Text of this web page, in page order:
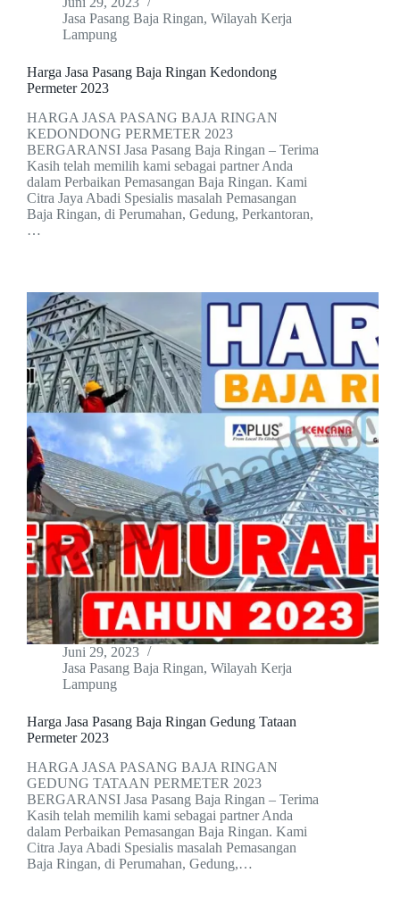
Jasa Pasang Baja Ringan, Wilayah Kerja
Lampung
Harga Jasa Pasang Baja Ringan Kedondong
Permeter 2023
HARGA JASA PASANG BAJA RINGAN
KEDONDONG PERMETER 2023
BERGARANSI Jasa Pasang Baja Ringan – Terima
Kasih telah memilih kami sebagai partner Anda
dalam Perbaikan Pemasangan Baja Ringan. Kami
Citra Jaya Abadi Spesialis masalah Pemasangan
Baja Ringan, di Perumahan, Gedung, Perkantoran,
…
Juni 29, 2023
Jasa Pasang Baja Ringan, Wilayah Kerja
Lampung
Harga Jasa Pasang Baja Ringan Gedung Tataan
Permeter 2023
HARGA JASA PASANG BAJA RINGAN
GEDUNG TATAAN PERMETER 2023
BERGARANSI Jasa Pasang Baja Ringan – Terima
Kasih telah memilih kami sebagai partner Anda
dalam Perbaikan Pemasangan Baja Ringan. Kami
Citra Jaya Abadi Spesialis masalah Pemasangan
Baja Ringan, di Perumahan, Gedung,…